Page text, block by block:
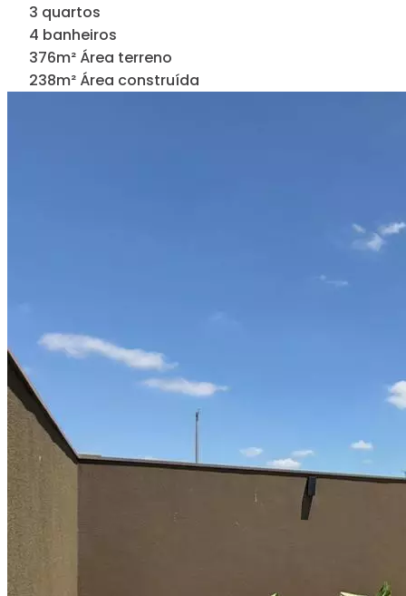
3 quartos
4 banheiros
376m² Área terreno
238m² Área construída